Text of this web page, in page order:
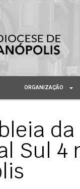
ORGANIZAÇÃO
Sul